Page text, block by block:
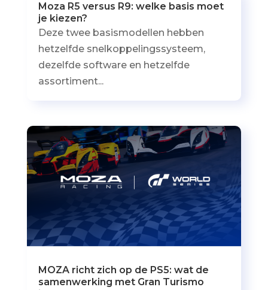
Moza R5 versus R9: welke basis moet
je kiezen?
Deze twee basismodellen hebben
hetzelfde snelkoppelingssysteem,
dezelfde software en hetzelfde
assortiment...
MOZA richt zich op de PS5: wat de
samenwerking met Gran Turismo